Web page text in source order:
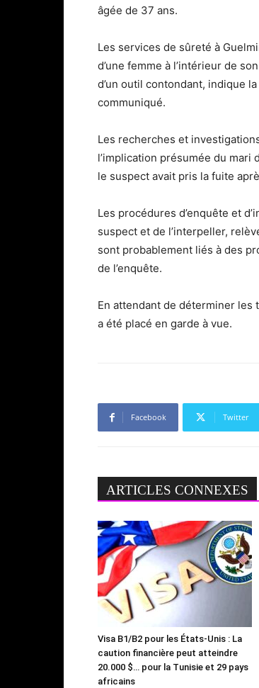
âgée de 37 ans.
Les services de sûreté à
d’une femme à l’intérieur de
d’un outil contondant, indique
communiqué.
Les recherches et
l’implication présumée du mari
le suspect avait pris la fuite
Les procédures d’enquête et
suspect et de l’interpeller,
sont probablement liés à des
de l’enquête.
En attendant de déterminer les
a été placé en garde à vue.
Facebook Twitter
ARTICLES CONNEXES
Visa B1/B2 pour les États-Unis : La
caution financière peut atteindre
20.000 $… pour la Tunisie et 29 pays
africains